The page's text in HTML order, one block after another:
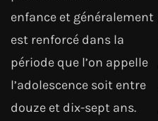
enfance et généralement
est renforcé dans la
période que l’on appelle
l’adolescence soit entre
douze et dix-sept ans.